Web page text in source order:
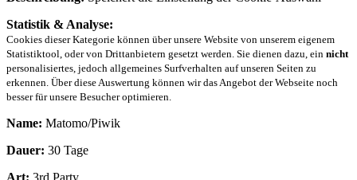
Statistik & Analyse:
Cookies dieser Kategorie können über unsere Website von unserem eigenem
Statistiktool, oder von Drittanbietern gesetzt werden. Sie dienen dazu, ein nicht
personalisiertes, jedoch allgemeines Surfverhalten auf unseren Seiten zu
erkennen. Über diese Auswertung können wir das Angebot der Webseite noch
besser für unsere Besucher optimieren.
Name: Matomo/Piwik
Dauer: 30 Tage
Art: 3rd Party